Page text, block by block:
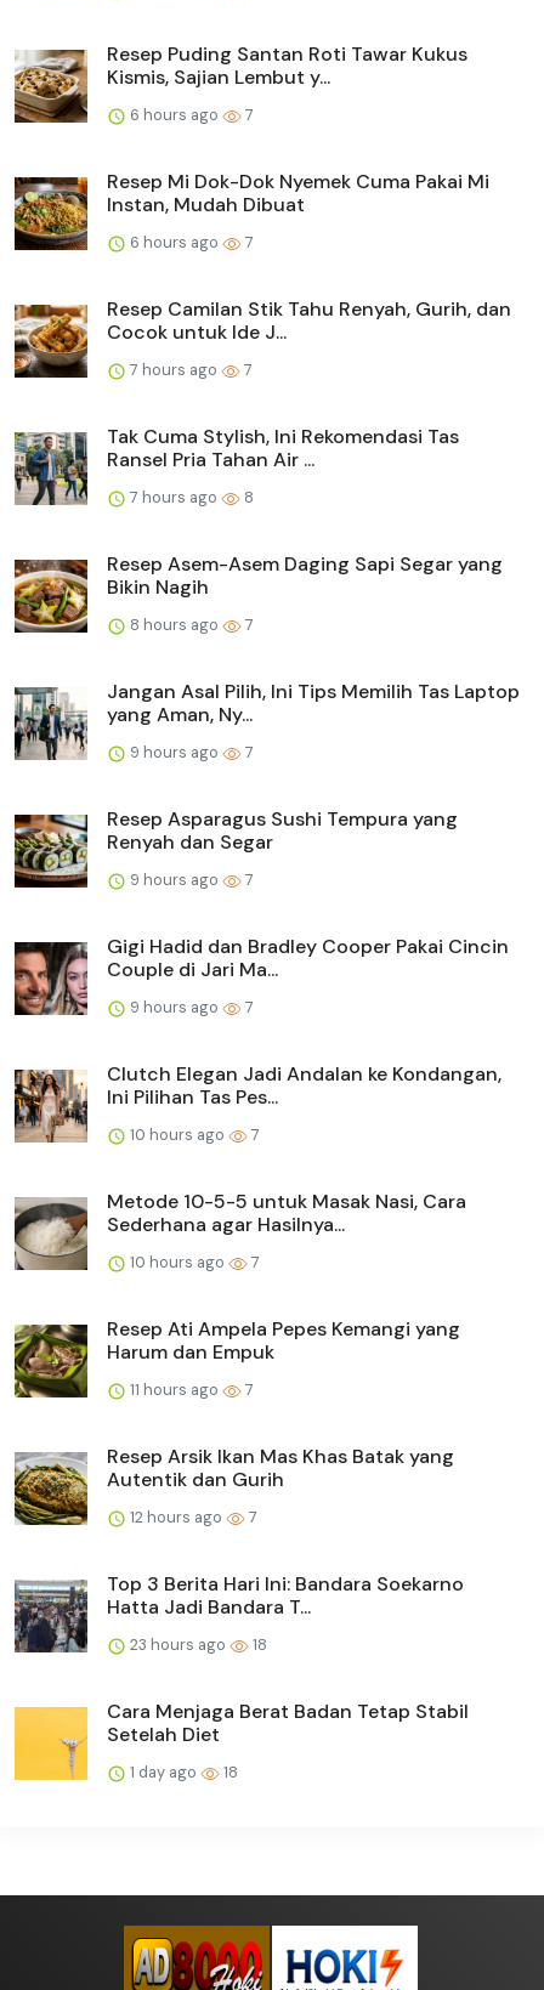
Resep Puding Santan Roti Tawar Kukus
Kismis, Sajian Lembut y...
6 hours ago 7
Resep Mi Dok-Dok Nyemek Cuma Pakai Mi
Instan, Mudah Dibuat
6 hours ago 7
Resep Camilan Stik Tahu Renyah, Gurih, dan
Cocok untuk Ide J...
7 hours ago 7
Tak Cuma Stylish, Ini Rekomendasi Tas
Ransel Pria Tahan Air ...
7 hours ago 8
Resep Asem-Asem Daging Sapi Segar yang
Bikin Nagih
8 hours ago 7
Jangan Asal Pilih, Ini Tips Memilih Tas Laptop
yang Aman, Ny...
9 hours ago 7
Resep Asparagus Sushi Tempura yang
Renyah dan Segar
9 hours ago 7
Gigi Hadid dan Bradley Cooper Pakai Cincin
Couple di Jari Ma...
9 hours ago 7
Clutch Elegan Jadi Andalan ke Kondangan,
Ini Pilihan Tas Pes...
10 hours ago 7
Metode 10-5-5 untuk Masak Nasi, Cara
Sederhana agar Hasilnya...
10 hours ago 7
Resep Ati Ampela Pepes Kemangi yang
Harum dan Empuk
11 hours ago 7
Resep Arsik Ikan Mas Khas Batak yang
Autentik dan Gurih
12 hours ago 7
Top 3 Berita Hari Ini: Bandara Soekarno
Hatta Jadi Bandara T...
23 hours ago 18
Cara Menjaga Berat Badan Tetap Stabil
Setelah Diet
1 day ago 18